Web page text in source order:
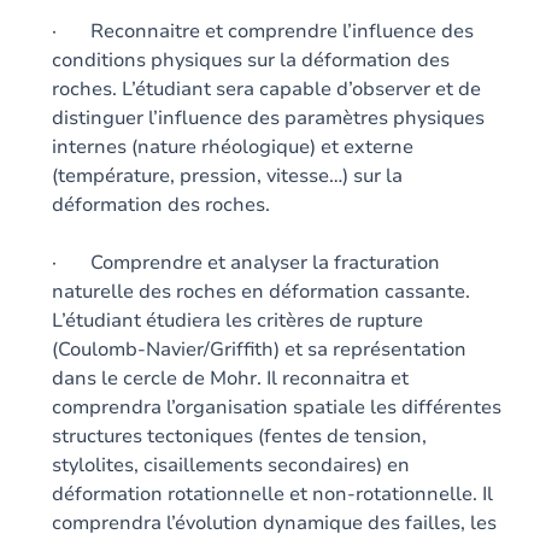
· Reconnaitre et comprendre l’influence des
conditions physiques sur la déformation des
roches. L’étudiant sera capable d’observer et de
distinguer l’influence des paramètres physiques
internes (nature rhéologique) et externe
(température, pression, vitesse…) sur la
déformation des roches.
· Comprendre et analyser la fracturation
naturelle des roches en déformation cassante.
L’étudiant étudiera les critères de rupture
(Coulomb-Navier/Griffith) et sa représentation
dans le cercle de Mohr. Il reconnaitra et
comprendra l’organisation spatiale les différentes
structures tectoniques (fentes de tension,
stylolites, cisaillements secondaires) en
déformation rotationnelle et non-rotationnelle. Il
comprendra l’évolution dynamique des failles, les